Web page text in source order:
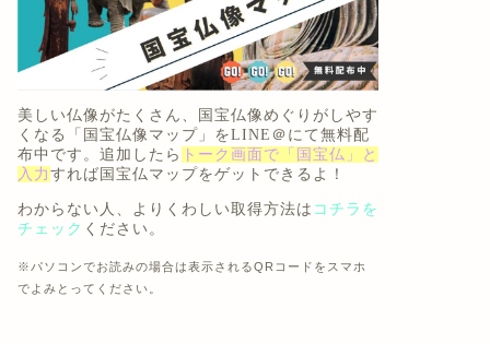
美しい仏像がたくさん 、国宝仏像めぐりがしやす
くなる「 国宝仏像マップ 」をLINE＠にて無料配
布中 です。追加したら トーク画面で「国宝仏」と
入力 すれば国宝仏マップをゲットできるよ！
わからない人、よりくわしい取得方法は コチラを
チェック ください。
※パソコンでお読みの場合は表示されるQRコードをスマホ
でよみとってください。